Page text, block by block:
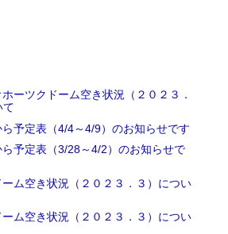
ホーツクドーム空き状況（２０２３．
て
予定表（4/4～4/9）のお知らせです
予定表（3/28～4/2）のお知らせで
ム空き状況（２０２３．３）につい
ム空き状況（２０２３．３）につい